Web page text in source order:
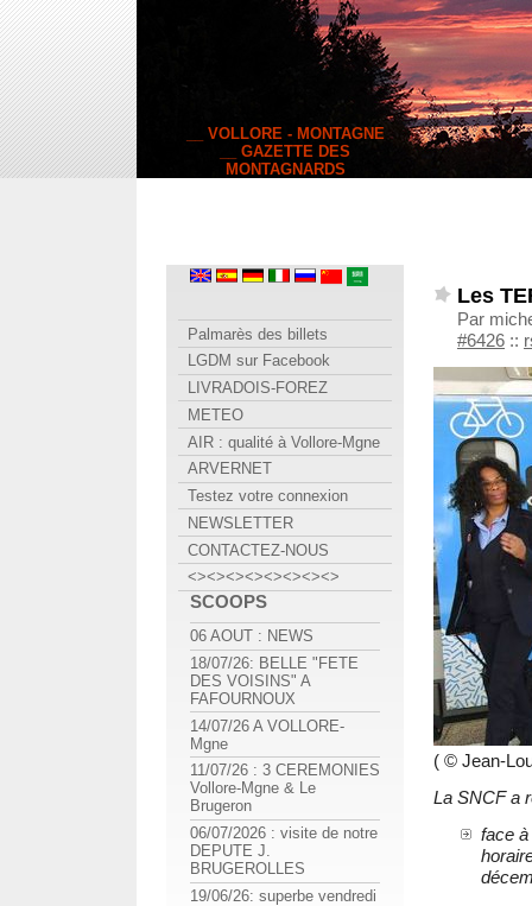
__ VOLLORE - MONTAGNE
__ GAZETTE DES
MONTAGNARDS
Les
Par
#6426 ::
( © Jean-
La SNCF a
face à
Palmarès des billets
LGDM sur Facebook
LIVRADOIS-FOREZ
METEO
AIR : qualité à Vollore-Mgne
ARVERNET
Testez votre connexion
NEWSLETTER
CONTACTEZ-NOUS
<><><><><><><><>
SCOOPS
06 AOUT : NEWS
18/07/26: BELLE "FETE
DES VOISINS" A
FAFOURNOUX
14/07/26 A VOLLORE-
Mgne
11/07/26 : 3 CEREMONIES
Vollore-Mgne & Le
Brugeron
06/07/2026 : visite de notre
DEPUTE J.
BRUGEROLLES
19/06/26: superbe vendredi